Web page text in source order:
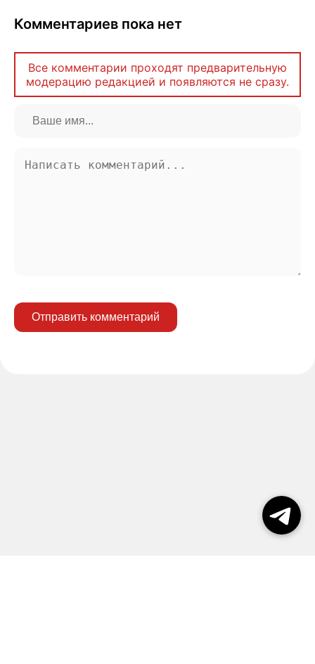
Комментариев пока нет
Все комментарии проходят предварительную
модерацию редакцией и появляются не сразу.
Отправить комментарий